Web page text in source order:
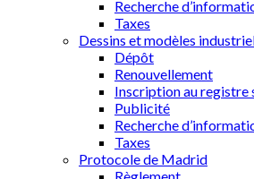
Recherche
Taxes
Dessins et modèles
Dépôt
Renouvellement
Inscription au registre
Publicité
Recherche
Taxes
Protocole de Madrid